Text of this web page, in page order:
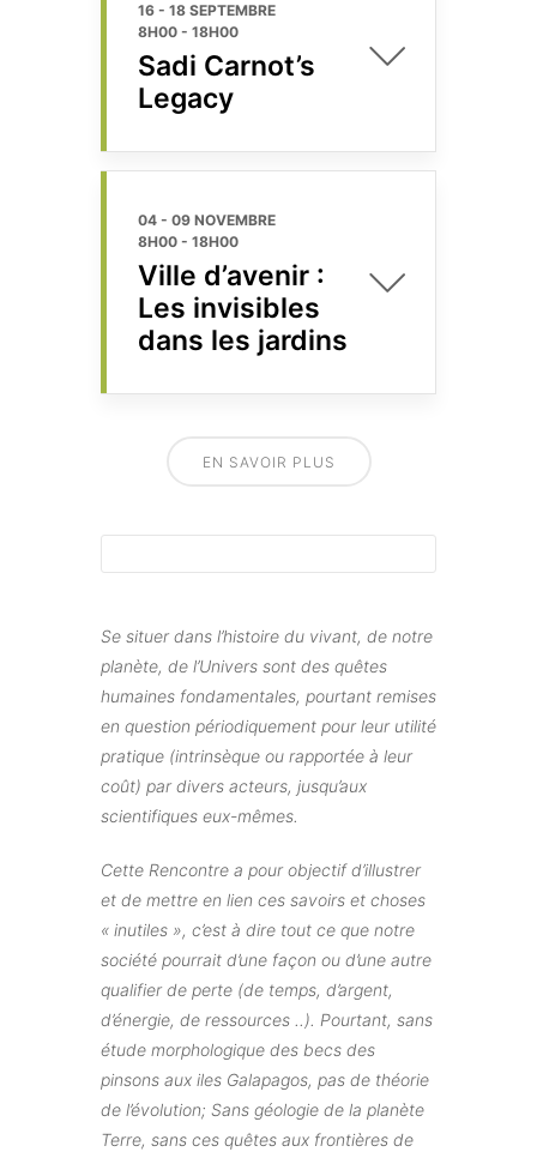
16 - 18 SEPTEMBRE
8H00 - 18H00
Sadi Carnot’s
Legacy
04 - 09 NOVEMBRE
8H00 - 18H00
Ville d’avenir :
Les invisibles
dans les jardins
EN SAVOIR PLUS
Se situer dans l’histoire du vivant, de notre
planète, de l’Univers sont des quêtes
humaines fondamentales, pourtant remises
en question périodiquement pour leur utilité
pratique (intrinsèque ou rapportée à leur
coût) par divers acteurs, jusqu’aux
scientifiques eux-mêmes.
Cette Rencontre a pour objectif d’illustrer
et de mettre en lien ces savoirs et choses
« inutiles », c’est à dire tout ce que notre
société pourrait d’une façon ou d’une autre
qualifier de perte (de temps, d’argent,
d’énergie, de ressources ..). Pourtant, sans
étude morphologique des becs des
pinsons aux iles Galapagos, pas de théorie
de l’évolution; Sans géologie de la planète
Terre, sans ces quêtes aux frontières de